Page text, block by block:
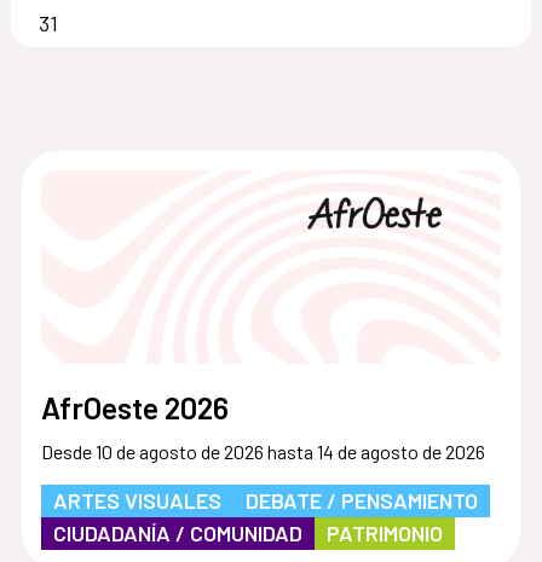
AfrOeste 2026
Desde 10 de agosto de 2026 hasta 14 de agosto de 2026
ARTES VISUALES
DEBATE / PENSAMIENTO
CIUDADANÍA / COMUNIDAD
PATRIMONIO
31